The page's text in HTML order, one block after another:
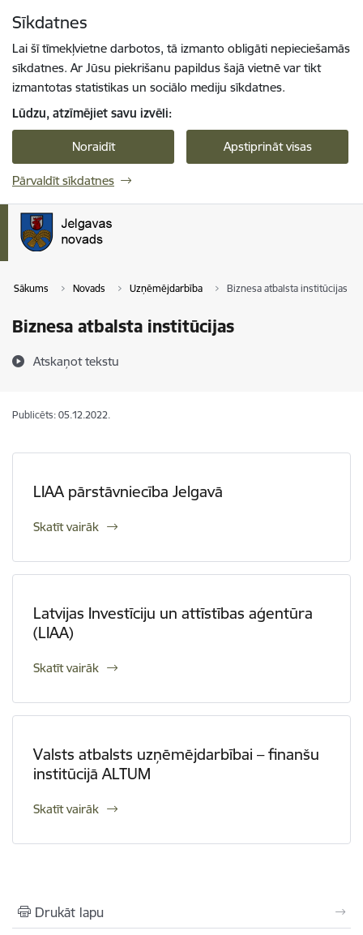
Sīkdatnes
Lai šī tīmekļvietne darbotos, tā izmanto obligāti nepieciešamās
sīkdatnes. Ar Jūsu piekrišanu papildus šajā vietnē var tikt
izmantotas statistikas un sociālo mediju sīkdatnes.
Lūdzu, atzīmējiet savu izvēli:
Noraidīt Apstiprināt visas
Pārvaldīt sīkdatnes
Sākums Novads Uzņēmējdarbība Biznesa atbalsta institūcijas
Biznesa atbalsta institūcijas
Atskaņot tekstu
Publicēts: 05.12.2022.
LIAA pārstāvniecība Jelgavā
Skatīt vairāk
Latvijas Investīciju un attīstības aģentūra
(LIAA)
Skatīt vairāk
Valsts atbalsts uzņēmējdarbībai – finanšu
institūcijā ALTUM
Skatīt vairāk
Drukāt lapu